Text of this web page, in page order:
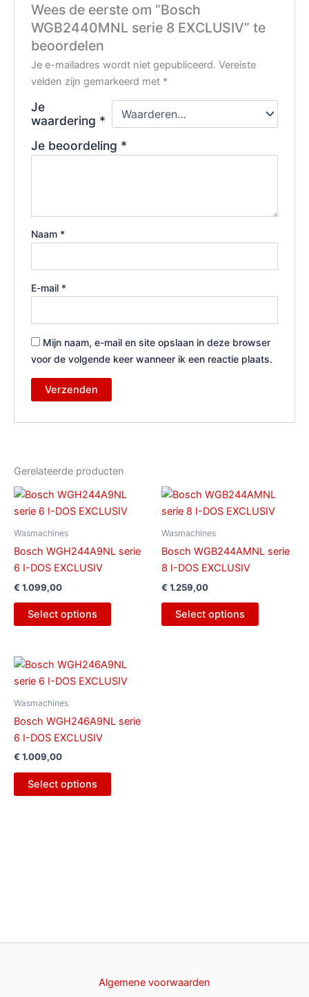
Wees de eerste om “Bosch
WGB2440MNL serie 8 EXCLUSIV” te
beoordelen
Je e-mailadres wordt niet gepubliceerd. Vereiste
velden zijn gemarkeerd met *
Je
waardering *
Je beoordeling *
Naam *
E-mail *
Mijn naam, e-mail en site opslaan in deze browser
voor de volgende keer wanneer ik een reactie plaats.
Gerelateerde producten
Wasmachines
Bosch WGH244A9NL serie
6 I-DOS EXCLUSIV
€ 1.099,00
Select options
Wasmachines
Bosch WGB244AMNL serie
8 I-DOS EXCLUSIV
€ 1.259,00
Select options
Wasmachines
Bosch WGH246A9NL serie
6 I-DOS EXCLUSIV
€ 1.009,00
Select options
Algemene voorwaarden